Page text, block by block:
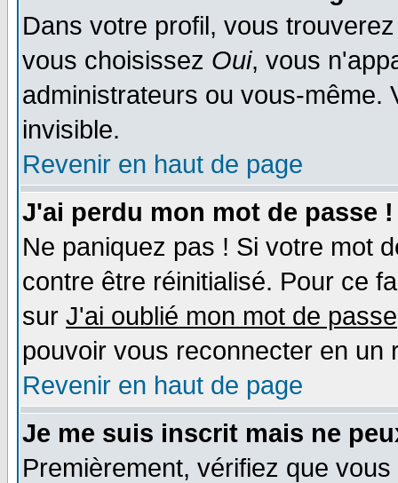
Dans votre profil, vous
vous choisissez Oui, vous
administrateurs ou vous-même.
invisible.
Revenir en haut de page
J'ai perdu mon mot de passe !
Ne paniquez pas ! Si votre mot
contre être réinitialisé. Pour ce
sur J'ai oublié mon mot de passe
pouvoir vous reconnecter en un
Revenir en haut de page
Je me suis inscrit mais ne
Premièrement, vérifiez que